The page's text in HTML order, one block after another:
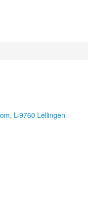
L-9760 Lellingen